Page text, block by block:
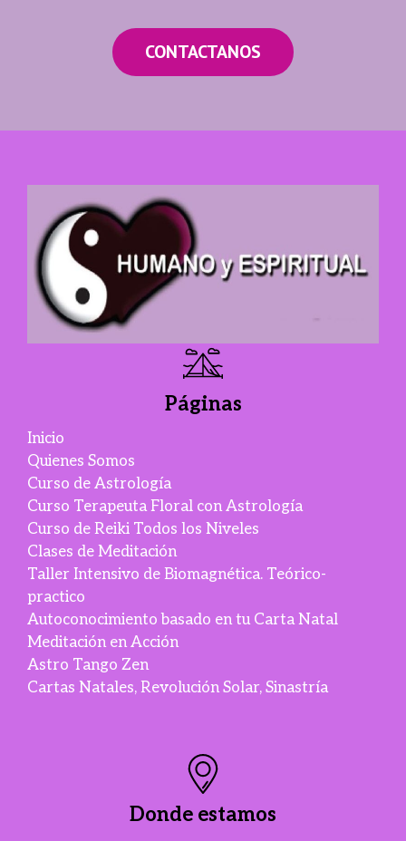
CONTACTANOS
Páginas
Inicio
Quienes Somos
Curso de Astrología
Curso Terapeuta Floral con Astrología
Curso de Reiki Todos los Niveles
Clases de Meditación
Taller Intensivo de Biomagnética. Teórico-
practico
Autoconocimiento basado en tu Carta Natal
Meditación en Acción
Astro Tango Zen
Cartas Natales, Revolución Solar, Sinastría
Donde estamos